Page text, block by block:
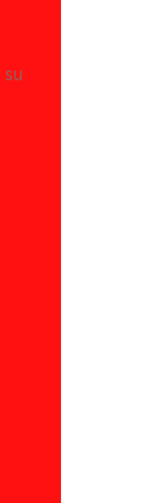
su